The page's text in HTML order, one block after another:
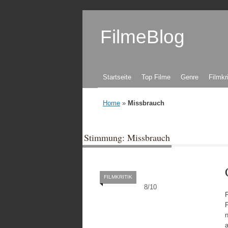
FilmeBlog
Zum Inhalt springen
Startseite Top Filme Genre
Home » Missbrauch
Stimmung: Missbrauch
8/10
FILMKRITIK